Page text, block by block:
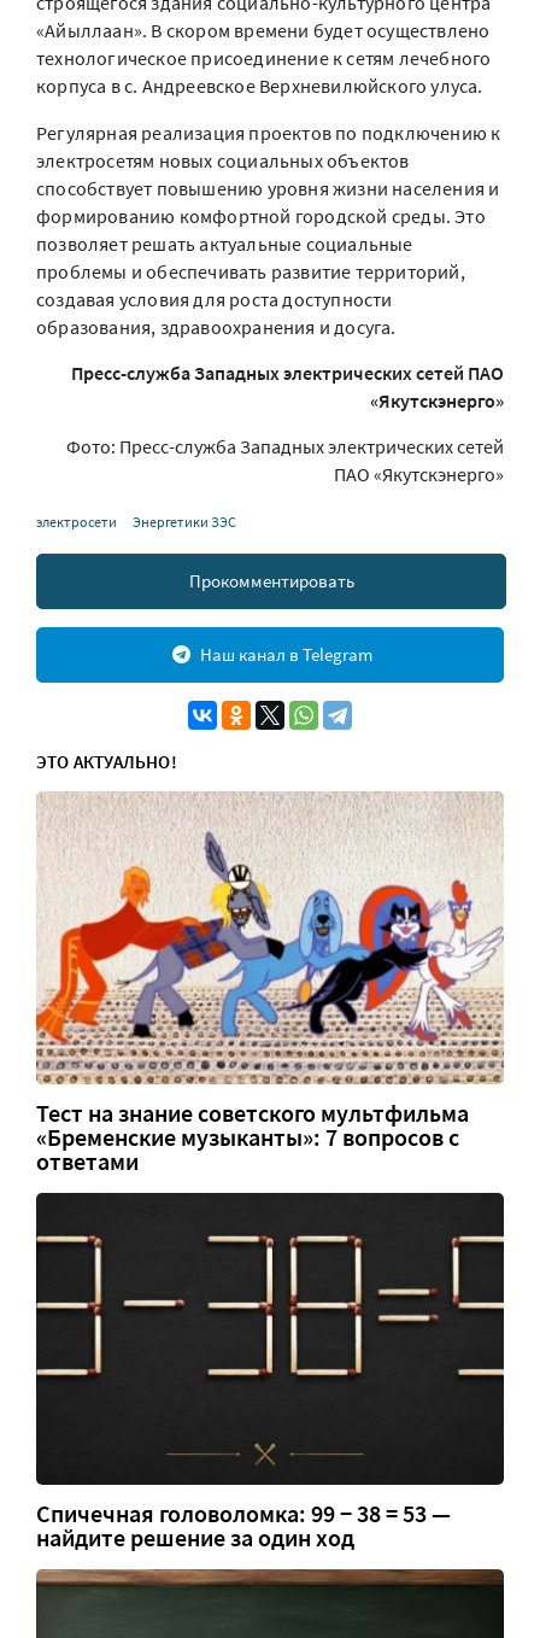
«Айыллаан». В скором времени будет осуществлено
технологическое присоединение к сетям лечебного
корпуса в с. Андреевское Верхневилюйского улуса.
Регулярная реализация проектов по подключению к
электросетям новых социальных объектов
способствует повышению уровня жизни населения и
формированию комфортной городской среды. Это
позволяет решать актуальные социальные
проблемы и обеспечивать развитие территорий,
создавая условия для роста доступности
образования, здравоохранения и досуга.
Пресс-служба Западных электрических сетей ПАО
«Якутскэнерго»
Фото: Пресс-служба Западных электрических сетей
ПАО «Якутскэнерго»
электросети Энергетики ЗЭС
Прокомментировать
Наш канал в Telegram
ЭТО АКТУАЛЬНО!
Тест на знание советского мультфильма
«Бременские музыканты»: 7 вопросов с
ответами
Спичечная головоломка: 99 − 38 = 53 —
найдите решение за один ход